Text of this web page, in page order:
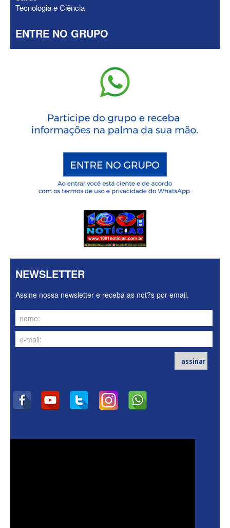
Tecnologia e Ciência
ENTRE NO GRUPO
NEWSLETTER
Assine nossa newsletter e receba as not?s por email.